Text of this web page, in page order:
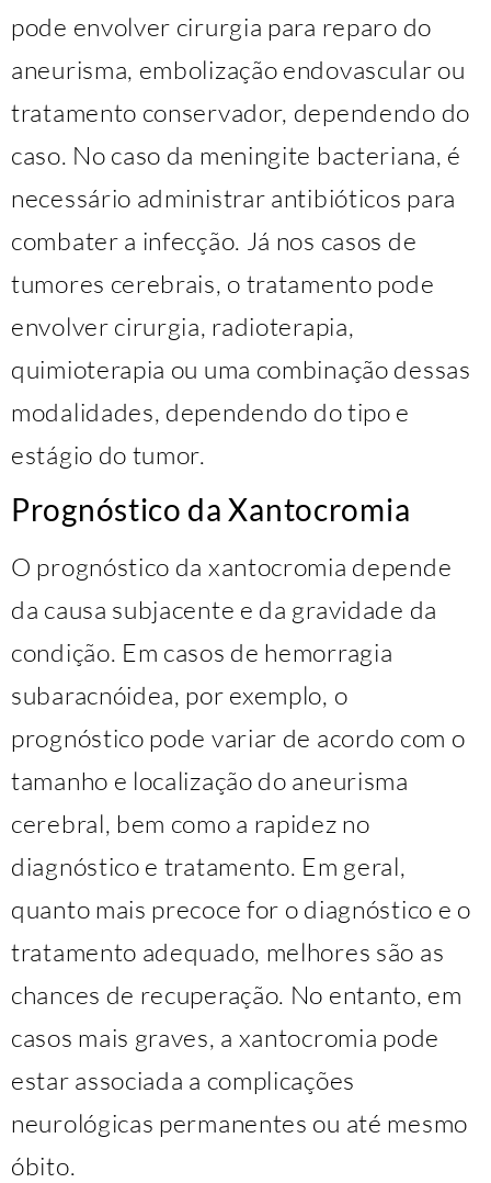
pode envolver cirurgia para reparo do
aneurisma, embolização endovascular ou
tratamento conservador, dependendo do
caso. No caso da meningite bacteriana, é
necessário administrar antibióticos para
combater a infecção. Já nos casos de
tumores cerebrais, o tratamento pode
envolver cirurgia, radioterapia,
quimioterapia ou uma combinação dessas
modalidades, dependendo do tipo e
estágio do tumor.
Prognóstico da Xantocromia
O prognóstico da xantocromia depende
da causa subjacente e da gravidade da
condição. Em casos de hemorragia
subaracnóidea, por exemplo, o
prognóstico pode variar de acordo com o
tamanho e localização do aneurisma
cerebral, bem como a rapidez no
diagnóstico e tratamento. Em geral,
quanto mais precoce for o diagnóstico e o
tratamento adequado, melhores são as
chances de recuperação. No entanto, em
casos mais graves, a xantocromia pode
estar associada a complicações
neurológicas permanentes ou até mesmo
óbito.